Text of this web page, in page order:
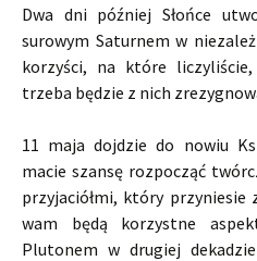
Dwa dni później Słońce
surowym Saturnem w
korzyści, na które
trzeba będzie z nich
11 maja dojdzie do nowiu
macie szansę rozpocząć
przyjaciółmi, który przyniesie
wam będą korzystne
Plutonem w drugiej